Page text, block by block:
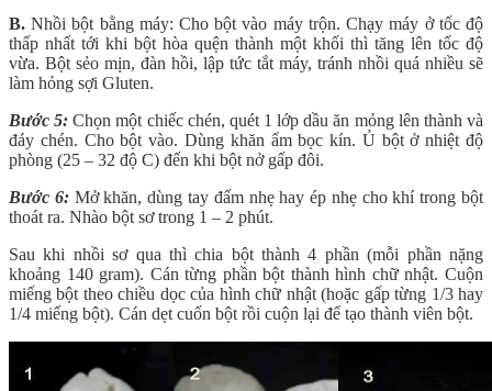
B. Nhồi bột bằng máy: Cho bột vào máy trộn. Chạy máy ở tốc độ
thấp nhất tới khi bột hòa quện thành một khối thì tăng lên tốc độ
vừa. Bột sẻo mịn, đàn hồi, lập tức tắt máy, tránh nhồi quá nhiều sẽ
làm hỏng sợi Gluten.
Bước 5: Chọn một chiếc chén, quét 1 lớp dầu ăn mỏng lên thành và
đáy chén. Cho bột vào. Dùng khăn ẩm bọc kín. Ủ bột ở nhiệt độ
phòng (25 – 32 độ C) đến khi bột nở gấp đôi.
Bước 6:Mở khăn, dùng tay đấm nhẹ hay ép nhẹ cho khí trong bột
thoát ra. Nhào bột sơ trong 1 – 2 phút.
Sau khi nhồi sơ qua thì chia bột thành 4 phần (mỗi phần nặng
khoảng 140 gram). Cán từng phần bột thành hình chữ nhật. Cuộn
miếng bột theo chiều dọc của hình chữ nhật (hoặc gấp từng 1/3 hay
1/4 miếng bột). Cán dẹt cuốn bột rồi cuộn lại để tạo thành viên bột.